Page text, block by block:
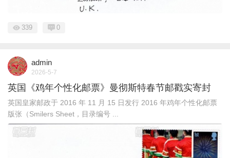
339 0
admin
2026-5-7
英国《鸡年个性化邮票》曼彻斯特春节邮戳实寄封
英国皇家邮政于 2016 年 11 月 15 日发行 2016 年鸡年个性化邮票
版张（Smilers Sheet，目录编号 ...